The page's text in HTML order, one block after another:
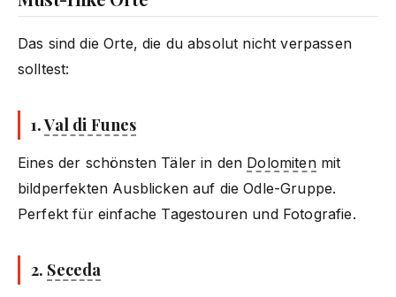
Das sind die Orte, die du absolut nicht verpassen
solltest:
1.Val di Funes
Eines der schönsten Täler in den Dolomitenmit
bildperfekten Ausblicken auf die Odle-Gruppe.
Perfekt für einfache Tagestouren und Fotografie.
2. Seceda